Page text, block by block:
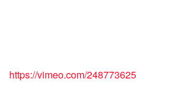
https://vimeo.com/248773625